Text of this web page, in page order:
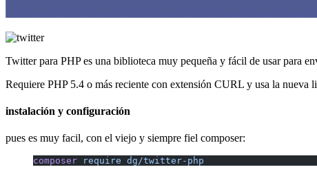
Twitter para PHP es una biblioteca muy pequeña y fácil de usar para
Requiere PHP 5.4 o más reciente con extensión CURL y usa la
instalación y configuración
pues es muy facil, con el viejo y siempre fiel composer:
composer require dg/twitter-php